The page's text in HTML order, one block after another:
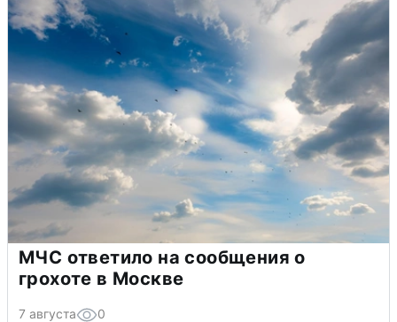
МЧС ответило на сообщения о
грохоте в Москве
7 августа 0